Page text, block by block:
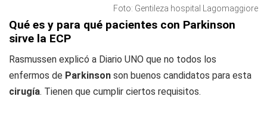
Foto: Gentileza hospital Lagomaggiore
Qué es y para qué pacientes con Parkinson
sirve la ECP
Rasmussen explicó a Diario UNO que no todos los
enfermos de Parkinson son buenos candidatos para esta
cirugía. Tienen que cumplir ciertos requisitos.